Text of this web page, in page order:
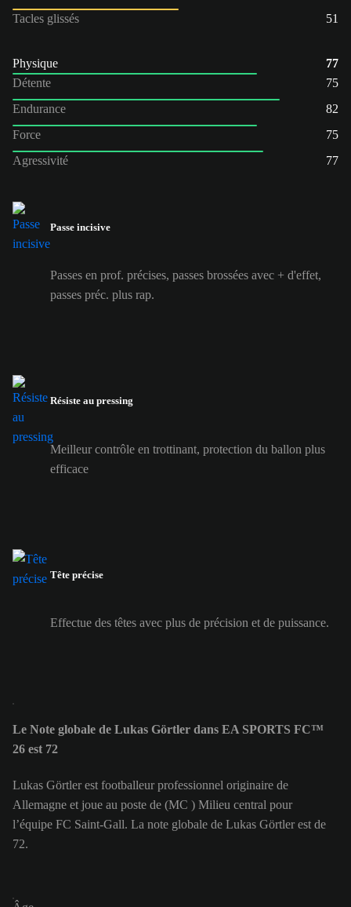
Tacles glissés
51
Physique
77
Détente
75
Endurance
82
Force
75
Agressivité
77
Passe incisive
Passes en prof. précises, passes brossées avec + d'effet,
passes préc. plus rap.
Résiste au pressing
Meilleur contrôle en trottinant, protection du ballon plus
efficace
Tête précise
Effectue des têtes avec plus de précision et de puissance.
Le Note globale de Lukas Görtler dans EA SPORTS FC™
26 est 72
Lukas Görtler est footballeur professionnel originaire de
Allemagne et joue au poste de (MC ) Milieu central pour
l’équipe FC Saint-Gall. La note globale de Lukas Görtler est de
72.